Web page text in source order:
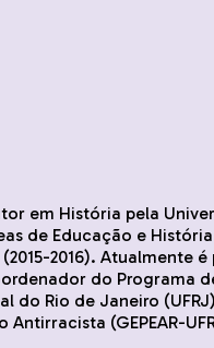
em História pela
de Educação e
2016). Atualmente
do Programa
do Rio de Janeiro
Antirracista (GEPEAR-